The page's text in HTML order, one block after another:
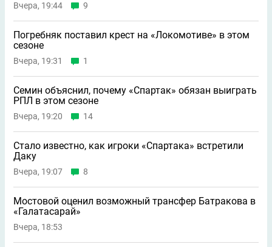
Вчера, 19:44 9
Погребняк поставил крест на «Локомотиве» в этом
сезоне
Вчера, 19:31 1
Семин объяснил, почему «Спартак» обязан выиграть
РПЛ в этом сезоне
Вчера, 19:20 14
Стало известно, как игроки «Спартака» встретили
Даку
Вчера, 19:07 8
Мостовой оценил возможный трансфер Батракова в
«Галатасарай»
Вчера, 18:53